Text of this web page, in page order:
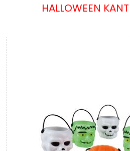
HALLOWEEN